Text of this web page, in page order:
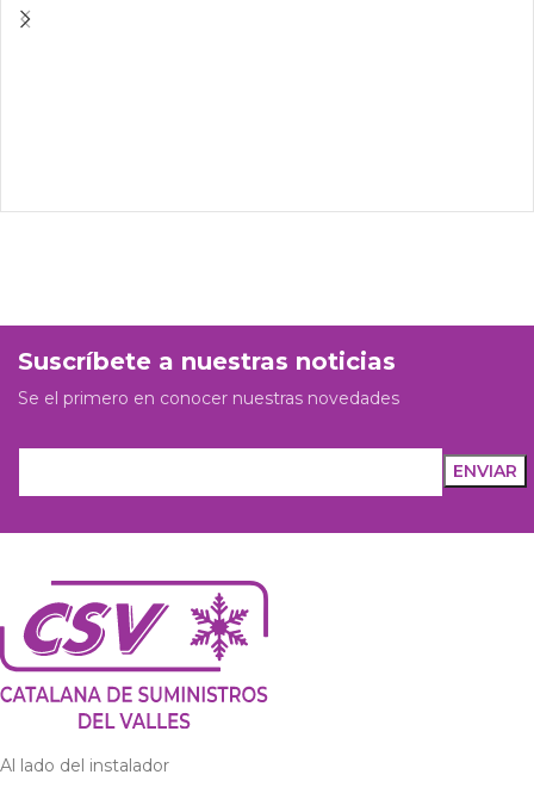
Suscríbete a nuestras noticias
Se el primero en conocer nuestras novedades
Al lado del instalador